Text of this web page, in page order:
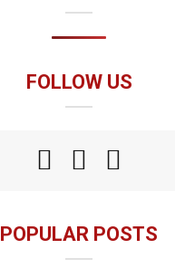
FOLLOW US
POPULAR POSTS